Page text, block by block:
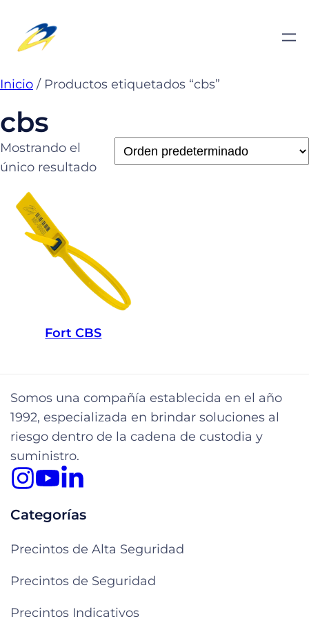
contenido
Inicio / Productos etiquetados “cbs”
cbs
Mostrando el
único resultado
Fort CBS
Somos una compañía establecida en el año
1992, especializada en brindar soluciones al
riesgo dentro de la cadena de custodia y
suministro.
Categorías
Precintos de Alta Seguridad
Precintos de Seguridad
Precintos Indicativos